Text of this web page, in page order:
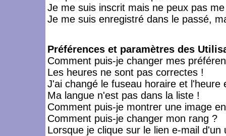
Je me suis inscrit mais ne peux pas
Je me suis enregistré dans le passé,
Préférences et paramètres des
Comment puis-je changer mes
Les heures ne sont pas correctes !
J'ai changé le fuseau horaire et l'heure
Ma langue n'est pas dans la liste !
Comment puis-je montrer une image
Comment puis-je changer mon rang ?
Lorsque je clique sur le lien e-mail